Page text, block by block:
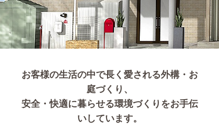
お客様の生活の中で長く愛される外構・お
庭づくり、
安全・快適に暮らせる環境づくりをお手伝
いしています。